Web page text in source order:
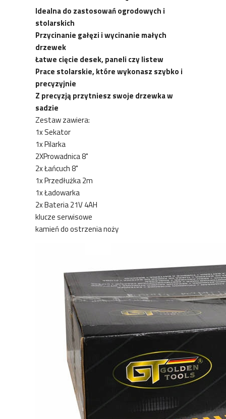
Idealna do zastosowań ogrodowych i
stolarskich
Przycinanie gałęzi i wycinanie małych
drzewek
Łatwe cięcie desek, paneli czy listew
Prace stolarskie, które wykonasz szybko i
precyzyjnie
Z precyzją przytniesz swoje drzewka w
sadzie
Zestaw zawiera:
1x Sekator
1x Pilarka
2XProwadnica 8"
2x Łańcuch 8"
1x Przedłużka 2m
1x Ładowarka
2x Bateria 21V 4AH
klucze serwisowe
kamień do ostrzenia noży